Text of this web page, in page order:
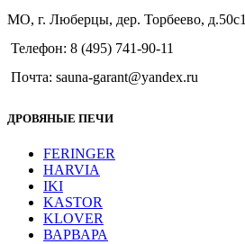
МО, г. Люберцы, дер. Торбеево, д.50с1
Телефон: 8 (495) 741-90-11
Почта: sauna-garant@yandex.ru
ДРОВЯНЫЕ ПЕЧИ
FERINGER
HARVIA
IKI
KASTOR
KLOVER
ВАРВАРА